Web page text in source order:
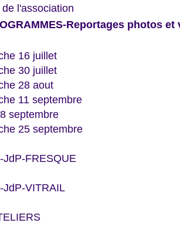
l'association
Reportages photos et
16 juillet
30 juillet
28 aout
11 septembre
septembre
25 septembre
JdP-FRESQUE
JdP-VITRAIL